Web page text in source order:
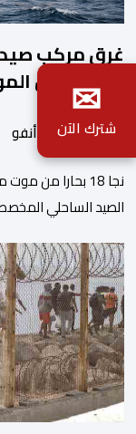
غرق مركب صيد
بواسطة أحداث.أنفو
الصيد الساحلي
كبيرة من المياه إلى
أن تتفاقم الوضعية
✉
شترك الآن